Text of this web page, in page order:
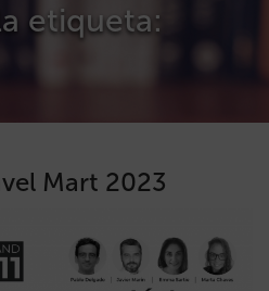
etiqueta:
Mart 2023